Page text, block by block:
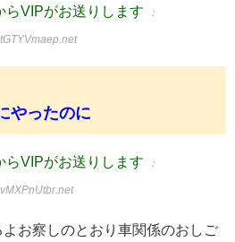
らVIPがお送りします ：
やったのに
らVIPがお送りします ：
お察しのとおり車関係のおしご